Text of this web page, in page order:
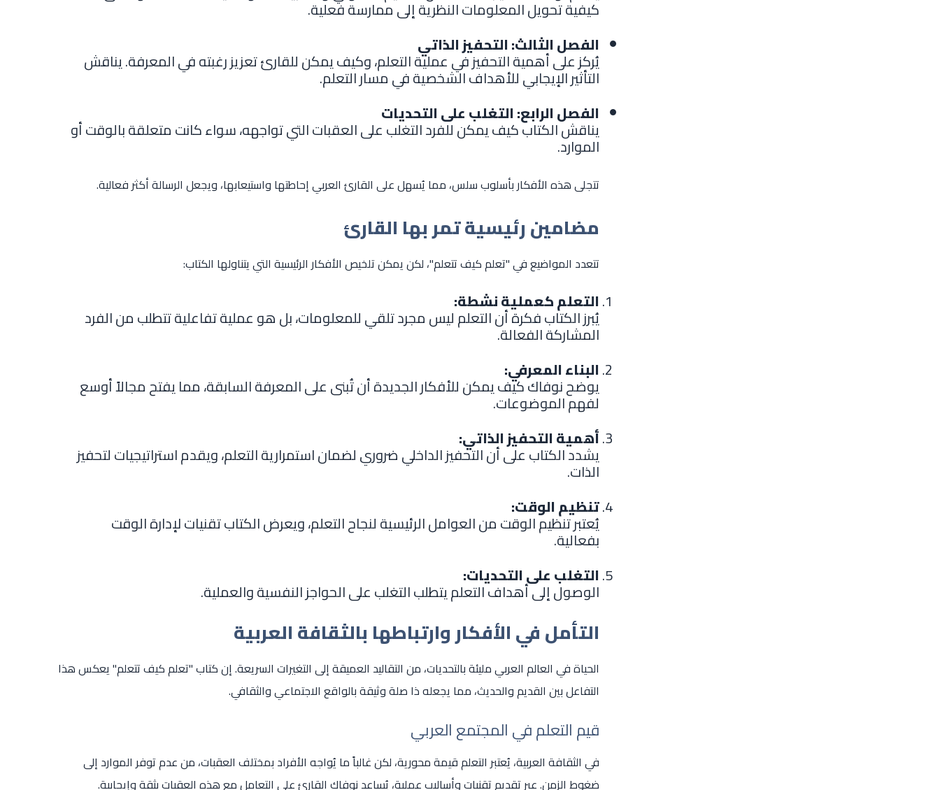
كيفية تحويل المعلومات النظرية إلى ممارسة فعلية.
الفصل الثالث: التحفيز الذاتي
يُركز على أهمية التحفيز في عملية التعلم، وكيف يمكن للقارئ تعزيز رغبته في المعرفة. يناقش
التأثير الإيجابي للأهداف الشخصية في مسار التعلم.
الفصل الرابع: التغلب على التحديات
يناقش الكتاب كيف يمكن للفرد التغلب على العقبات التي تواجهه، سواء كانت متعلقة بالوقت أو
الموارد.
تتجلى هذه الأفكار بأسلوب سلس، مما يُسهل على القارئ العربي إحاطتها واستيعابها، ويجعل الرسالة أكثر فعالية.
مضامين رئيسية تمر بها القارئ
تتعدد المواضيع في "تعلم كيف تتعلم"، لكن يمكن تلخيص الأفكار الرئيسية التي يتناولها الكتاب:
التعلم كعملية نشطة:
يُبرز الكتاب فكرة أن التعلم ليس مجرد تلقي للمعلومات، بل هو عملية تفاعلية تتطلب من الفرد
المشاركة الفعالة.
البناء المعرفي:
يوضح نوفاك كيف يمكن للأفكار الجديدة أن تُبنى على المعرفة السابقة، مما يفتح مجالاً أوسع
لفهم الموضوعات.
أهمية التحفيز الذاتي:
يشدد الكتاب على أن التحفيز الداخلي ضروري لضمان استمرارية التعلم، ويقدم استراتيجيات لتحفيز
الذات.
تنظيم الوقت:
يُعتبر تنظيم الوقت من العوامل الرئيسية لنجاح التعلم، ويعرض الكتاب تقنيات لإدارة الوقت
بفعالية.
التغلب على التحديات:
الوصول إلى أهداف التعلم يتطلب التغلب على الحواجز النفسية والعملية.
التأمل في الأفكار وارتباطها بالثقافة العربية
الحياة في العالم العربي مليئة بالتحديات، من التقاليد العميقة إلى التغيرات السريعة. إن كتاب "تعلم كيف تتعلم" يعكس هذا
التفاعل بين القديم والحديث، مما يجعله ذا صلة وثيقة بالواقع الاجتماعي والثقافي.
قيم التعلم في المجتمع العربي
في الثقافة العربية، يُعتبر التعلم قيمة محورية، لكن غالباً ما يُواجه الأفراد بمختلف العقبات، من عدم توفر الموارد إلى
ضغوط الزمن. عبر تقديم تقنيات وأساليب عملية، يُساعد نوفاك القارئ على التعامل مع هذه العقبات بثقة وإيجابية.